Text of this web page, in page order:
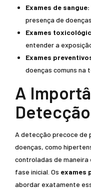
Exames de sangue:
presença de doenças.
Exames
entender a
Exames
doenças comuns na
A
A detecção precoce de
doenças, como
controladas de
fase inicial. Os exames
abordar exatamente